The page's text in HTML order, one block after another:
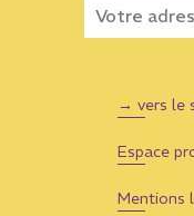
→ vers le
Espace
Mentions